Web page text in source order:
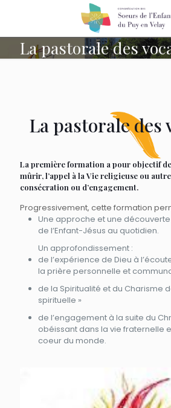
La pastorale des
La pastorale des
La première formation a pour objectif
mûrir, l’appel à la Vie religieuse ou
consécration ou d’engagement.
Progressivement, cette formation
Une approche et une
de l’Enfant-Jésus au quotidien.
Un approfondissement :
de l’expérience de Dieu à
la prière personnelle et
de la Spiritualité et du Charisme
spirituelle »
de l’engagement à la suite du
obéissant dans la vie fraternelle
coeur du monde.